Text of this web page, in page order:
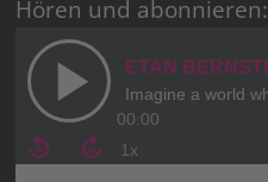
Hören und abonnieren: